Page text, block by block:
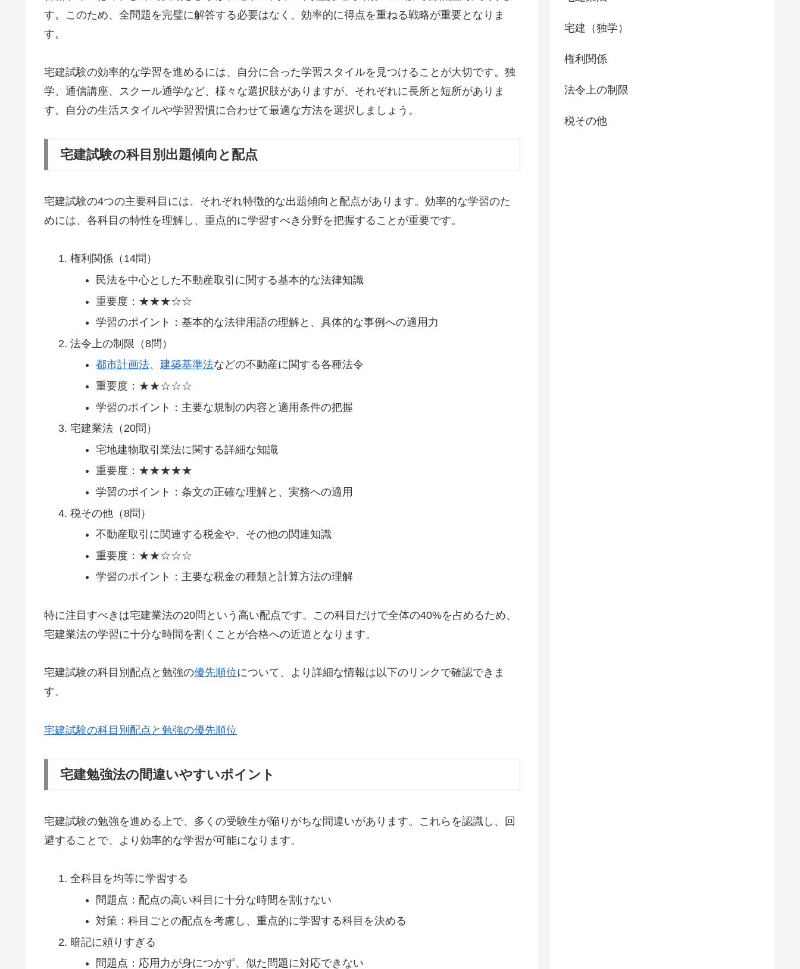
す。このため、全問題を完璧に解答する必要はなく、効率的に得点を重ねる戦略が重要となりま
す。
宅建試験の効率的な学習を進めるには、自分に合った学習スタイルを見つけることが大切です。独
学、通信講座、スクール通学など、様々な選択肢がありますが、それぞれに長所と短所がありま
す。自分の生活スタイルや学習習慣に合わせて最適な方法を選択しましょう。
宅建試験の科目別出題傾向と配点
宅建試験の4つの主要科目には、それぞれ特徴的な出題傾向と配点があります。効率的な学習のた
めには、各科目の特性を理解し、重点的に学習すべき分野を把握することが重要です。
権利関係（14問）
民法を中心とした不動産取引に関する基本的な法律知識
重要度：★★★☆☆
学習のポイント：基本的な法律用語の理解と、具体的な事例への適用力
法令上の制限（8問）
都市計画法、建築基準法などの不動産に関する各種法令
重要度：★★☆☆☆
学習のポイント：主要な規制の内容と適用条件の把握
宅建業法（20問）
宅地建物取引業法に関する詳細な知識
重要度：★★★★★
学習のポイント：条文の正確な理解と、実務への適用
税その他（8問）
不動産取引に関連する税金や、その他の関連知識
重要度：★★☆☆☆
学習のポイント：主要な税金の種類と計算方法の理解
特に注目すべきは宅建業法の20問という高い配点です。この科目だけで全体の40%を占めるため、
宅建業法の学習に十分な時間を割くことが合格への近道となります。
宅建試験の科目別配点と勉強の優先順位について、より詳細な情報は以下のリンクで確認できま
す。
宅建試験の科目別配点と勉強の優先順位
宅建勉強法の間違いやすいポイント
宅建試験の勉強を進める上で、多くの受験生が陥りがちな間違いがあります。これらを認識し、回
避することで、より効率的な学習が可能になります。
全科目を均等に学習する
問題点：配点の高い科目に十分な時間を割けない
対策：科目ごとの配点を考慮し、重点的に学習する科目を決める
暗記に頼りすぎる
問題点：応用力が身につかず、似た問題に対応できない
宅建（独学）
権利関係
法令上の制限
税その他